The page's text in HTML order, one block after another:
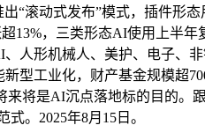
“滚动式发布”模式，插件形
13%，三类形态AI使用上半
人形机械人、美护、电子、
型工业化，财产基金规模超
将是AI沉点落地标的目的
。2025年8月15日。